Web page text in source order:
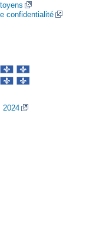
confidentialité
2024